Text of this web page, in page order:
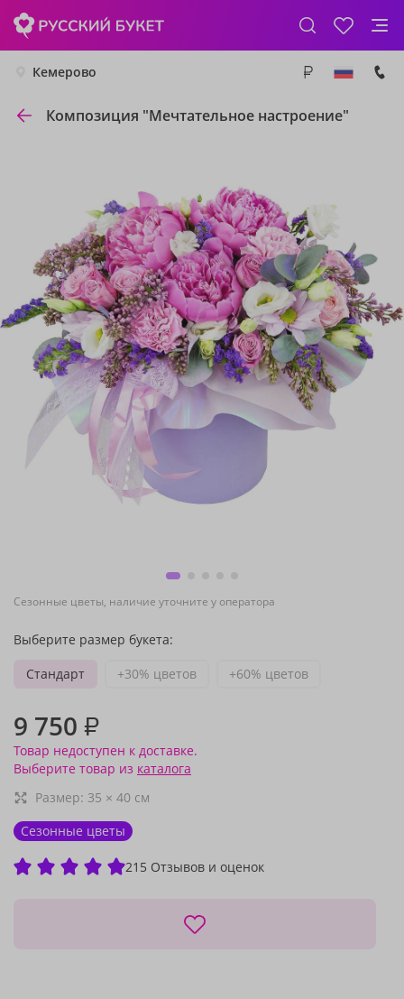
Кемерово
Композиция "Мечтательное настроение"
Сезонные цветы, наличие уточните у оператора
Выберите размер букета:
Стандарт
+30% цветов +60% цветов
9 750 ₽
Товар недоступен к доставке.
Выберите товар из каталога
Размер: 35 × 40 см
Сезонные цветы
215 Отзывов и оценок